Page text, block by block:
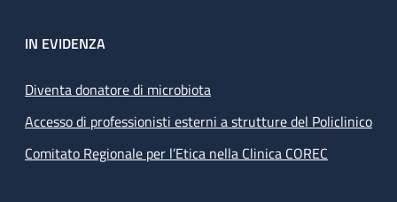
IN EVIDENZA
Diventa donatore di microbiota
Accesso di professionisti esterni a strutture del Policlinico
Comitato Regionale per l’Etica nella Clinica COREC